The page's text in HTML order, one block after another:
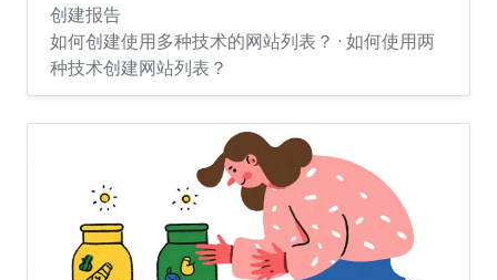
创建报告
如何创建使用多种技术的网站列表？ · 如何使用两
种技术创建网站列表？